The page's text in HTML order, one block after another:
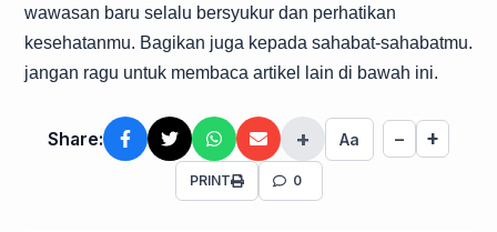
wawasan baru selalu bersyukur dan perhatikan
kesehatanmu. Bagikan juga kepada sahabat-sahabatmu.
jangan ragu untuk membaca artikel lain di bawah ini.
Share: + Aa − +
PRINT 0